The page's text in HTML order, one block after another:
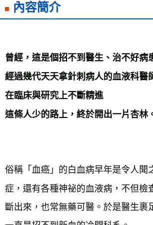
數位商品離島免運
內容簡介
曾經，這是個招不到醫生、治不好病
經過幾代天天拿針刺病人的血液科醫
在臨床與研究上不斷精進
這條人少的路上，終於開出一片杏林
俗稱「血癌」的白血病早年是令人聞
症，還有各種神祕的血液病，不但檢
斷出來，也常無藥可醫。於是醫生裹